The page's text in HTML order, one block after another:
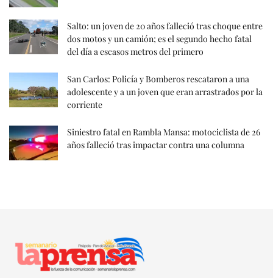
Salto: un joven de 20 años falleció tras choque entre
dos motos y un camión; es el segundo hecho fatal
del día a escasos metros del primero
San Carlos: Policía y Bomberos rescataron a una
adolescente y a un joven que eran arrastrados por la
corriente
Siniestro fatal en Rambla Mansa: motociclista de 26
años falleció tras impactar contra una columna